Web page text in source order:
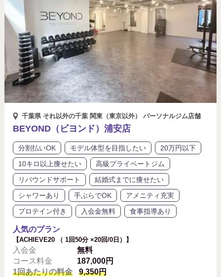
千葉県 それ以外の千葉 関東（東京以外） パーソナルジム店舗
BEYOND（ビヨンド）浦安店
分割払いOK モデル体型を目指したい
20万円以下
10キロ以上痩せたい
高級プライベートジム
リバウンドサポート
結婚式までに痩せたい
シャワーあり
手ぶらでOK
アメニティ充実
プロテイン付き
入会金無料 食事指導あり
人気のプラン
【ACHIEVE20 （ 1回50分 ×20回/0日）】
入会金
無料
コース料金
187,000円
1回あたりの料金
9,350円